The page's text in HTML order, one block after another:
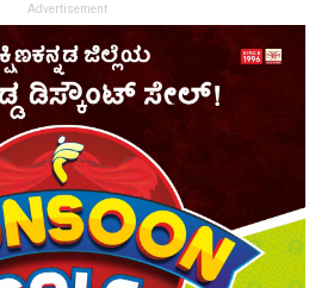
Advertisement